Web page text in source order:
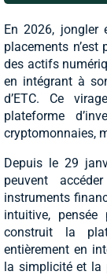
En 2026, jongler
placements n’est
des actifs
en intégrant à
d’ETC. Ce
plateforme
cryptomonnaies,
Depuis le 29
peuvent
instruments
intuitive,
construit la
entièrement en
la simplicité et la